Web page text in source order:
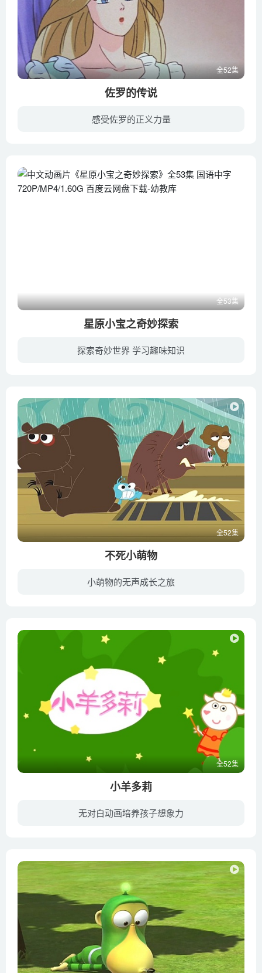
全52集
佐罗的传说
感受佐罗的正义力量
全53集
星原小宝之奇妙探索
探索奇妙世界 学习趣味知识
全52集
不死小萌物
小萌物的无声成长之旅
全52集
小羊多莉
无对白动画培养孩子想象力